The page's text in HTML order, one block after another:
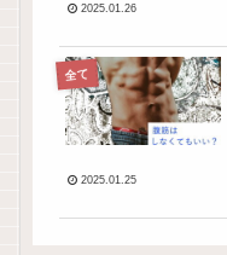
2025.01.26
全て
2025.01.25